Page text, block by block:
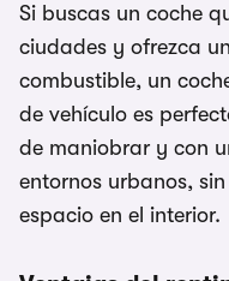
Si buscas un coche
ciudades y ofrezca
combustible, un
de vehículo es
de maniobrar y con
entornos urbanos,
espacio en el interior.